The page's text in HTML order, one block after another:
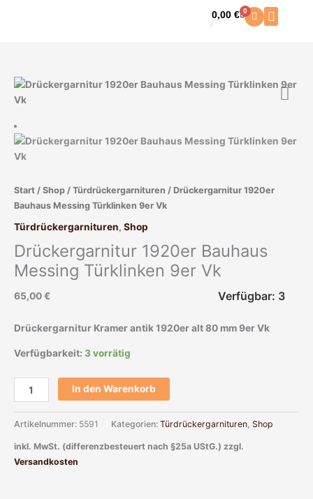
0,00€ 0
Warenkorb
Start / Shop / Türdrückergarnituren / Drückergarnitur 1920er
Bauhaus Messing Türklinken 9er Vk
Türdrückergarnituren, Shop
Drückergarnitur 1920er Bauhaus
Messing Türklinken 9er Vk
65,00€ Verfügbar: 3
Drückergarnitur Kramer antik 1920er alt 80 mm 9er Vk
Verfügbarkeit: 3 vorrätig
Drückergarnitur
1920er
Messing
Türklinken
9er
Menge
In den Warenkorb
Artikelnummer: 5591 Kategorien: Türdrückergarnituren Shop
inkl. MwSt. (differenzbesteuert nach §25a UStG.) zzgl.
Versandkosten